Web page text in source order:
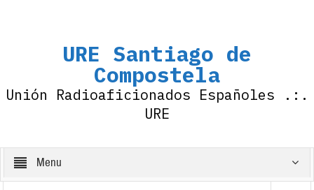
URE Santiago de
Compostela
Unión Radioaficionados Españoles .:.
URE
Menu